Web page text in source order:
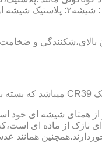
عدسی یا لنز :جنس عدسی
و
همتای شیشه ای خود
نازک از ماده ای